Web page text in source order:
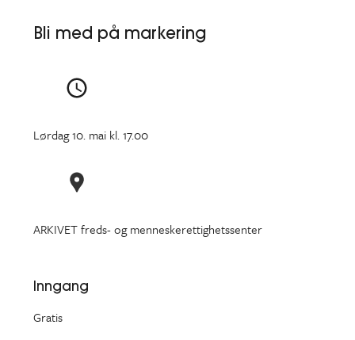
Bli med på markering
Lørdag 10. mai kl. 17.00
ARKIVET freds- og menneskerettighetssenter
Inngang
Gratis